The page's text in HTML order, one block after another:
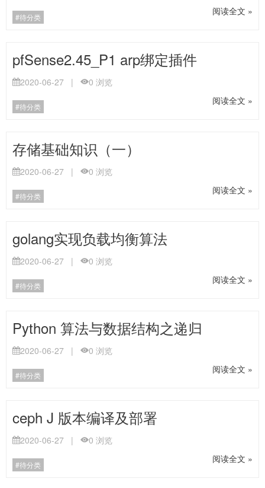
待分类
阅读全文 »
pfSense2.45_P1 arp绑定插件
2020-06-27 | 0 浏览
待分类
阅读全文 »
存储基础知识（一）
2020-06-27 | 0 浏览
待分类
阅读全文 »
golang实现负载均衡算法
2020-06-27 | 0 浏览
待分类
阅读全文 »
Python 算法与数据结构之递归
2020-06-27 | 0 浏览
待分类
阅读全文 »
ceph J 版本编译及部署
2020-06-27 | 0 浏览
待分类
阅读全文 »